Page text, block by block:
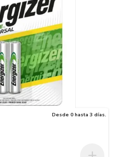
Desde 0 hasta 3 días.